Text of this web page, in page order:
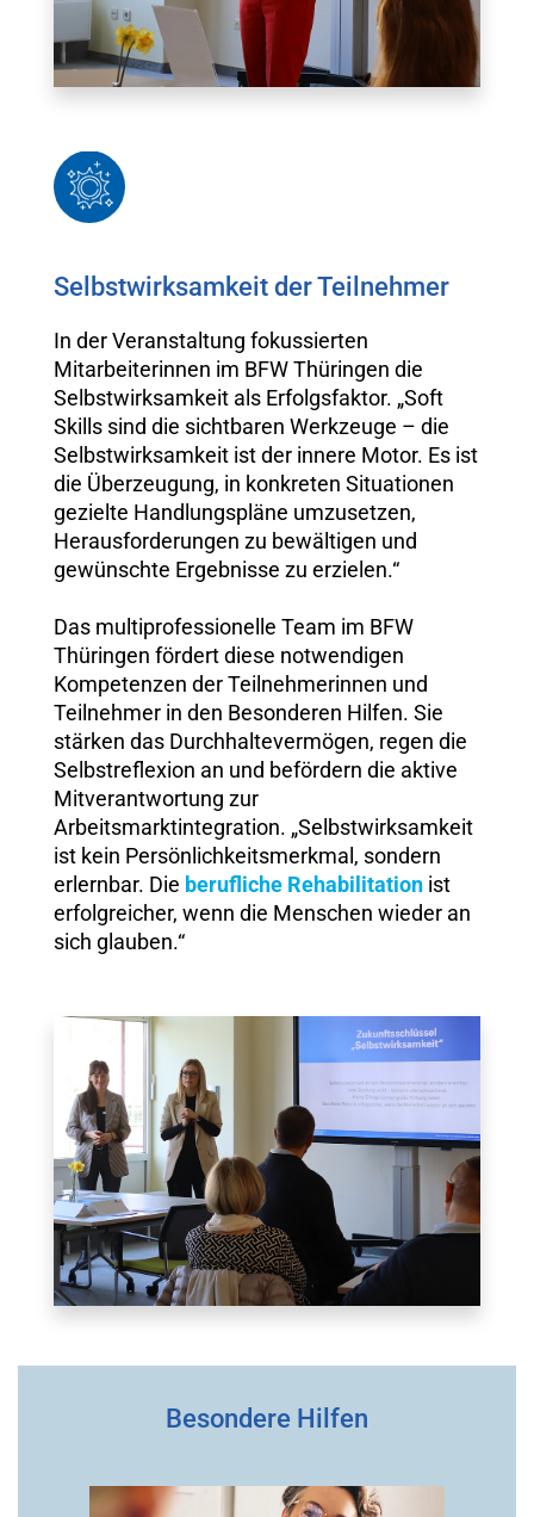
Selbstwirksamkeit der Teilnehmer
In der Veranstaltung fokussierten
Mitarbeiterinnen im BFW Thüringen die
Selbstwirksamkeit als Erfolgsfaktor. „Soft
Skills sind die sichtbaren Werkzeuge – die
Selbstwirksamkeit ist der innere Motor. Es ist
die Überzeugung, in konkreten Situationen
gezielte Handlungspläne umzusetzen,
Herausforderungen zu bewältigen und
gewünschte Ergebnisse zu erzielen.“
Das multiprofessionelle Team im BFW
Thüringen fördert diese notwendigen
Kompetenzen der Teilnehmerinnen und
Teilnehmer in den Besonderen Hilfen. Sie
stärken das Durchhaltevermögen, regen die
Selbstreflexion an und befördern die aktive
Mitverantwortung zur
Arbeitsmarktintegration. „Selbstwirksamkeit
ist kein Persönlichkeitsmerkmal, sondern
erlernbar. Die berufliche Rehabilitation ist
erfolgreicher, wenn die Menschen wieder an
sich glauben.“
Besondere Hilfen